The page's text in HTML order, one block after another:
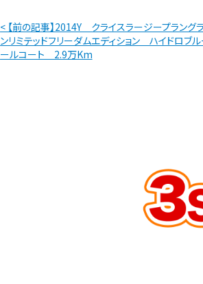
< 【前の記事】2014Y クライスラージープラング
ンリミテッドフリーダムエディション ハイドロブ
ールコート 2.9万Km